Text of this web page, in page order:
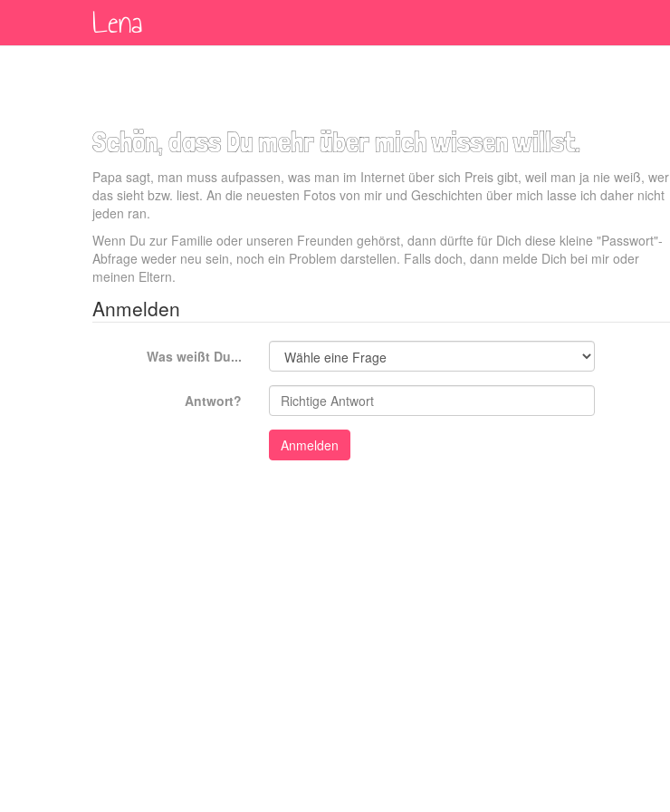
Lena
Schön, dass Du mehr über mich wissen willst.
Papa sagt, man muss aufpassen, was man im Internet über sich Preis gibt, weil man ja nie weiß, wer
das sieht bzw. liest. An die neuesten Fotos von mir und Geschichten über mich lasse ich daher nicht
jeden ran.
Wenn Du zur Familie oder unseren Freunden gehörst, dann dürfte für Dich diese kleine "Passwort"-
Abfrage weder neu sein, noch ein Problem darstellen. Falls doch, dann melde Dich bei mir oder
meinen Eltern.
Anmelden
Was weißt Du...
Antwort?